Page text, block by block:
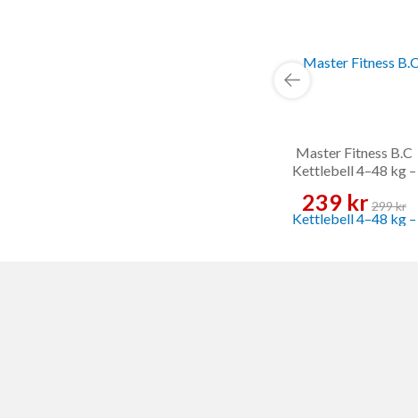
Master Fitness B.C
Kettlebell 4–48 kg –
239 kr299 kr